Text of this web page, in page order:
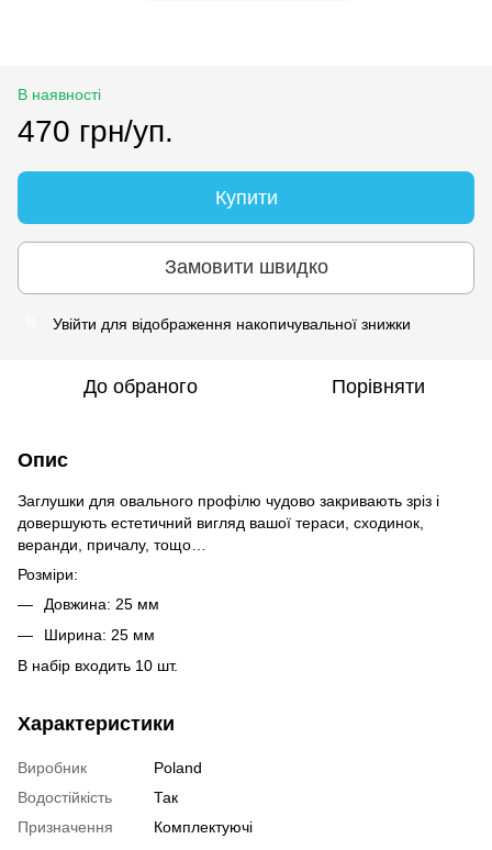
В наявності
470 грн/уп.
Купити
Замовити швидко
Увійти для відображення накопичувальної знижки
До обраного Порівняти
Опис
Заглушки для овального профілю чудово закривають зріз і
довершують естетичний вигляд вашої тераси, сходинок,
веранди, причалу, тощо…
Розміри:
Довжина: 25 мм
Ширина: 25 мм
В набір входить 10 шт.
Характеристики
Виробник
Poland
Водостійкість
Так
Призначення
Комплектуючі